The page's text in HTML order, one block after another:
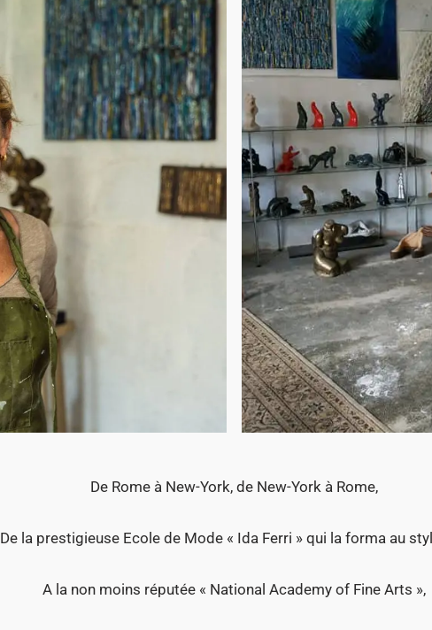
De Rome à New-York, de New-York à Rome,
De la prestigieuse Ecole de Mode « Ida Ferri » qui la forma au
A la non moins réputée « National Academy of Fine Arts »,